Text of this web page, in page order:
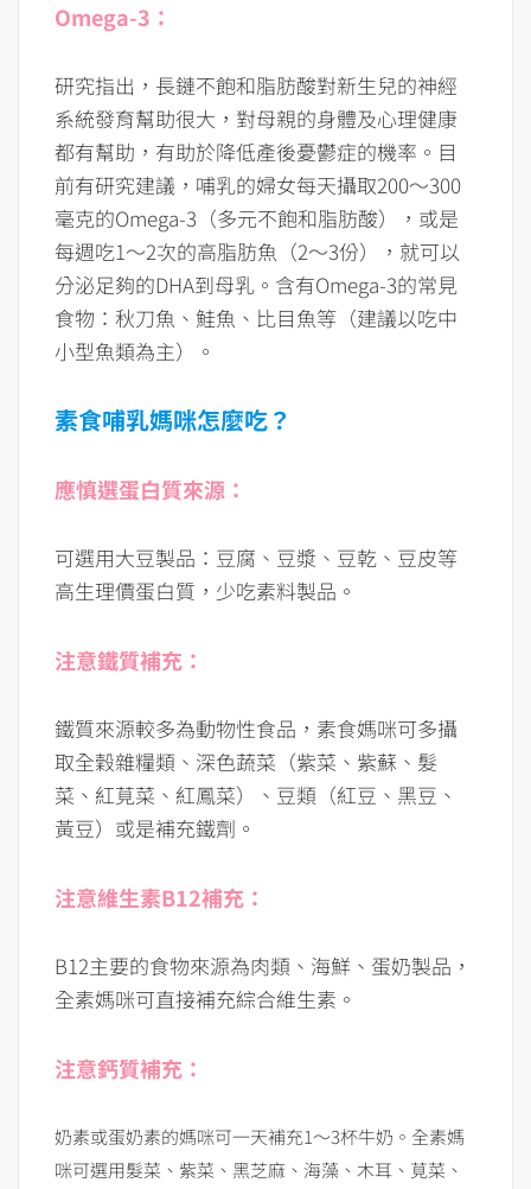
Omega-3：
研究指出，長鏈不飽和脂肪酸對新生兒的神經
系統發育幫助很大，對母親的身體及心理健康
都有幫助，有助於降低產後憂鬱症的機率。目
前有研究建議，哺乳的婦女每天攝取200～300
毫克的Omega-3（多元不飽和脂肪酸），或是
每週吃1～2次的高脂肪魚（2～3份），就可以
分泌足夠的DHA到母乳。含有Omega-3的常見
食物：秋刀魚、鮭魚、比目魚等（建議以吃中
小型魚類為主）。
素食哺乳媽咪怎麼吃？
應慎選蛋白質來源：
可選用大豆製品：豆腐、豆漿、豆乾、豆皮等
高生理價蛋白質，少吃素料製品。
注意鐵質補充：
鐵質來源較多為動物性食品，素食媽咪可多攝
取全穀雜糧類、深色蔬菜（紫菜、紫蘇、髮
菜、紅莧菜、紅鳳菜）、豆類（紅豆、黑豆、
黃豆）或是補充鐵劑。
注意維生素B12補充：
B12主要的食物來源為肉類、海鮮、蛋奶製品，
全素媽咪可直接補充綜合維生素。
注意鈣質補充：
奶素或蛋奶素的媽咪可一天補充1～3杯牛奶。全素媽
咪可選用髮菜、紫菜、黑芝麻、海藻、木耳、莧菜、